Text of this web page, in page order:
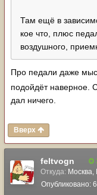
Там ещё в
кое что, плюс
воздушного,
Про педали даже
подойдёт наверное.
дал ничего.
Вверх
feltvogn
Откуда:
Опубликовано: